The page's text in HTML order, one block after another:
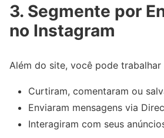
3. Segmente por
no Instagram
Além do site, você pode trabalhar
Curtiram, comentaram ou
Enviaram mensagens via
Interagiram com seus